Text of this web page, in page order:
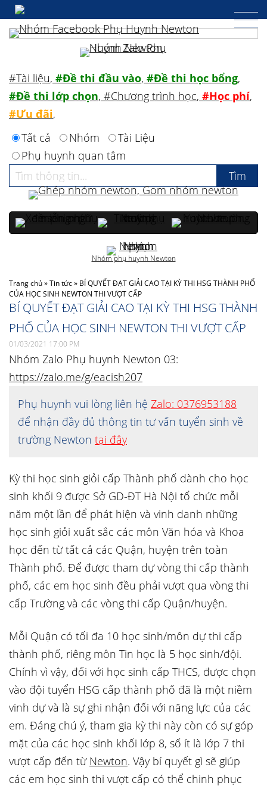
Trang chủ»Tin tức» BÍ QUYẾT ĐẠT GIẢI CAO TẠI KỲ THI HSG THÀNH PHỐ
CỦA HỌC SINH NEWTON THI VƯỢT CẤP
BÍ QUYẾT ĐẠT GIẢI CAO TẠI KỲ THI HSG THÀNH
PHỐ CỦA HỌC SINH NEWTON THI VƯỢT CẤP
01/03/2021 17:00 PM
Nhóm Zalo Phụ huynh Newton 03:
https://zalo.me/g/eacish207
Phụ huynh vui lòng liên hệ Zalo: 0376953188
để nhận đầy đủ thông tin tư vấn tuyển sinh về
trường Newton tại đây
Kỳ thi học sinh giỏi cấp Thành phố dành cho học
sinh khối 9 được Sở GD-ĐT Hà Nội tổ chức mỗi
năm một lần để phát hiện và vinh danh những
học sinh giỏi xuất sắc các môn Văn hóa và Khoa
học đến từ tất cả các Quận, huyện trên toàn
Thành phố. Để được tham dự vòng thi cấp thành
phố, các em học sinh đều phải vượt qua vòng thi
cấp Trường và các vòng thi cấp Quận/huyện.
Mỗi Quận có tối đa 10 học sinh/môn dự thi cấp
thành phố, riêng môn Tin học là 5 học sinh/đội.
Chính vì vậy, đối với học sinh cấp THCS, được chọn
vào đội tuyển HSG cấp thành phố đã là một niềm
vinh dự và là sự ghi nhận đối với năng lực của các
em. Đáng chú ý, tham gia kỳ thi này còn có sự góp
mặt của các học sinh khối lớp 8, số ít là lớp 7 thi
vượt cấp đến từ Newton. Vậy bí quyết gì sẽ giúp
các em học sinh thi vượt cấp có thể chinh phục
#Tài liệu, #Đề thi đầu vào, #Đề thi học bổng,
#Đề thi lớp chọn, #Chương trình học, #Học phí,
#Ưu đãi,
Tất cả
Nhóm
Tài Liệu
Phụ huynh quan tâm
Nhóm phụ huynh Newton